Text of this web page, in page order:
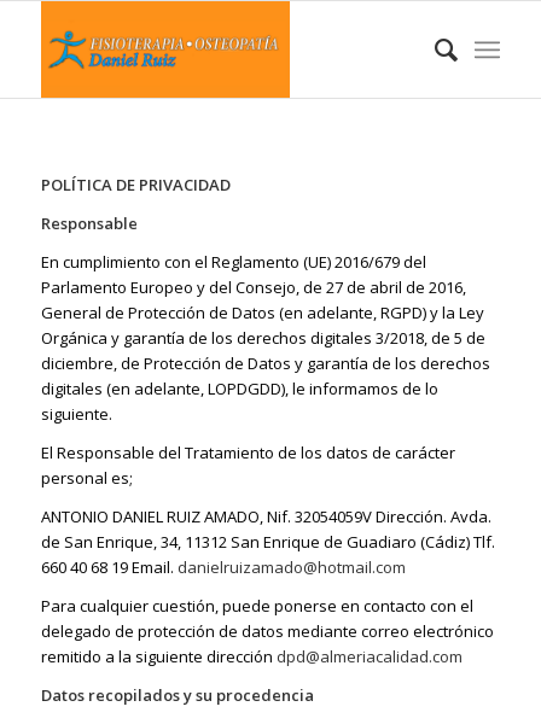
POLÍTICA DE PRIVACIDAD
Responsable
En cumplimiento con el Reglamento (UE) 2016/679 del
Parlamento Europeo y del Consejo, de 27 de abril de 2016,
General de Protección de Datos (en adelante, RGPD) y la Ley
Orgánica y garantía de los derechos digitales 3/2018, de 5 de
diciembre, de Protección de Datos y garantía de los derechos
digitales (en adelante, LOPDGDD), le informamos de lo
siguiente.
El Responsable del Tratamiento de los datos de carácter
personal es;
ANTONIO DANIEL RUIZ AMADO, Nif. 32054059V Dirección. Avda.
de San Enrique, 34, 11312 San Enrique de Guadiaro (Cádiz) Tlf.
660 40 68 19 Email. danielruizamado@hotmail.com
Para cualquier cuestión, puede ponerse en contacto con el
delegado de protección de datos mediante correo electrónico
remitido a la siguiente dirección dpd@almeriacalidad.com
Datos recopilados y su procedencia